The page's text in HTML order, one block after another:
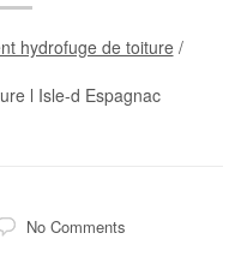
hydrofuge de toiture/
l Isle-d Espagnac
No Comments